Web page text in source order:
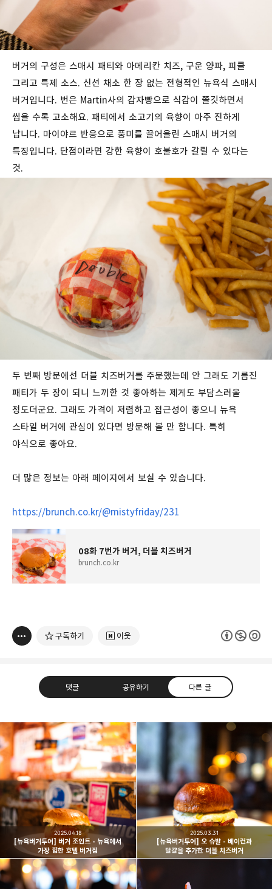
버거의 구성은 스매시 패티와 아메리칸 치즈, 구운 양파, 피클
그리고 특제 소스. 신선 채소 한 장 없는 전형적인 뉴욕식 스매시
버거입니다. 번은 Martin사의 감자빵으로 식감이 쫄깃하면서
씹을 수록 고소해요. 패티에서 소고기의 육향이 아주 진하게
납니다. 마이야르 반응으로 풍미를 끌어올린 스매시 버거의
특징입니다. 단점이라면 강한 육향이 호불호가 갈릴 수 있다는
것.
두 번째 방문에선 더블 치즈버거를 주문했는데 안 그래도 기름진
패티가 두 장이 되니 느끼한 것 좋아하는 제게도 부담스러울
정도더군요. 그래도 가격이 저렴하고 접근성이 좋으니 뉴욕
스타일 버거에 관심이 있다면 방문해 볼 만 합니다. 특히
야식으로 좋아요.
더 많은 정보는 아래 페이지에서 보실 수 있습니다.
https://brunch.co.kr/@mistyfriday/231
08화 7번가 버거, 더블 치즈버거
brunch.co.kr
구독하기 이웃
댓글 공유하기 다른 글
빛으로 쓴 편지
취미분야 크리에이터
여행하고 사진을 찍습니다. 생각을 덧붙입니다.
구독하기
구독하기 카카오톡 라인 트위터
카카오스토리 밴드
[뉴욕버거투어] 버거 조인트 - 뉴욕에서
가장 힙한 호텔 버거집
2025.04.18
[뉴욕버거투어] 오 슈발 - 베이컨과
달걀을 추가한 더블 치즈버거
2025.03.31